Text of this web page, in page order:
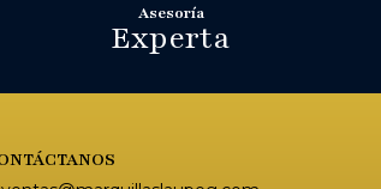
Asesoría
Experta